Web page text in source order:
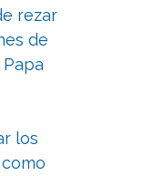
rezar
de
los